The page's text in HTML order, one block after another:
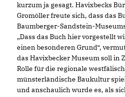
kurzum ja gesagt. Havixbecks
Gromöller freute sich, dass das
Baumberger-Sandstein-
Dass das Buch hier vorgestellt
einen besonderen Grund“,
das Havixbecker Museum soll in
Rolle für die regionale
münsterländische Baukultur
und anschaulich wurde es, als